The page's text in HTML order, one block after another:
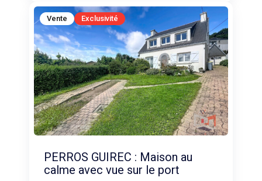
Vente Exclusivité
PERROS GUIREC : Maison au
calme avec vue sur le port